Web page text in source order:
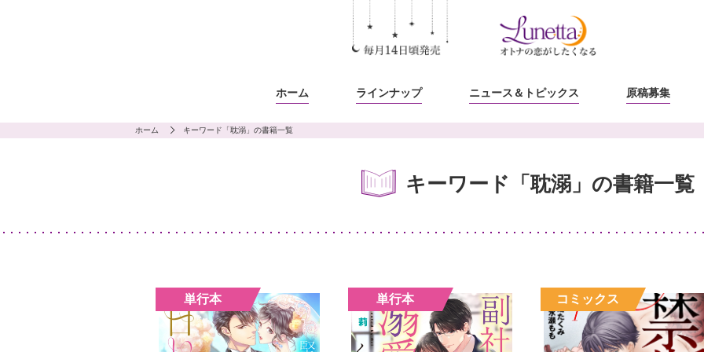
ホーム ラインナップ ニュース ＆トピックス 原稿募集
ホーム キーワード「耽溺」の書籍一覧
キーワード「耽溺」の書籍一覧